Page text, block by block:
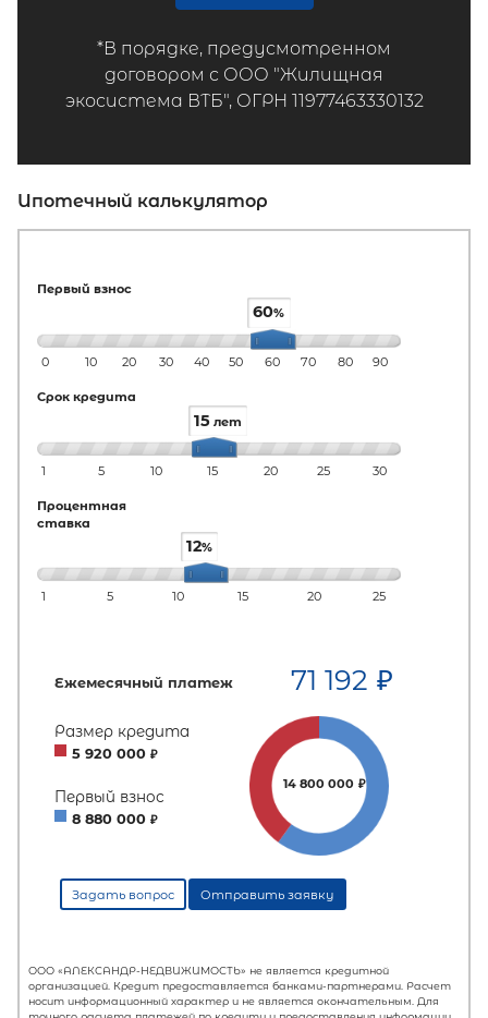
*В порядке, предусмотренном
договором с ООО "Жилищная
экосистема ВТБ", ОГРН 11977463330132
Ипотечный калькулятор